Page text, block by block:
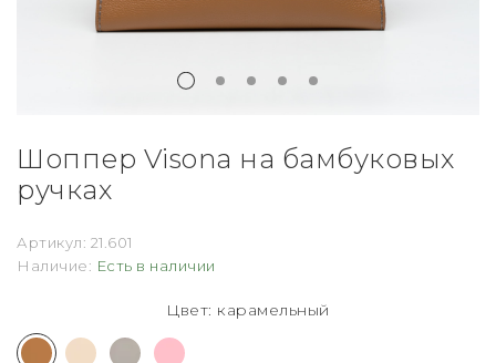
Шоппер Visona на бамбуковых
ручках
Артикул: 21.601
Наличие: Есть в наличии
Цвет: карамельный